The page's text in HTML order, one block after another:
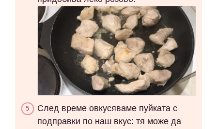
След време овкусяваме пуйката с
подправки по наш вкус: тя може да